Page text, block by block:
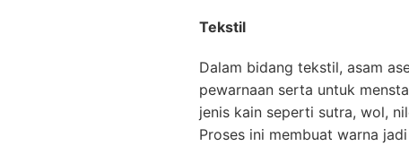
Tekstil
Dalam bidang tekstil, asam
pewarnaan serta untuk
jenis kain seperti sutra, wol,
Proses ini membuat warna